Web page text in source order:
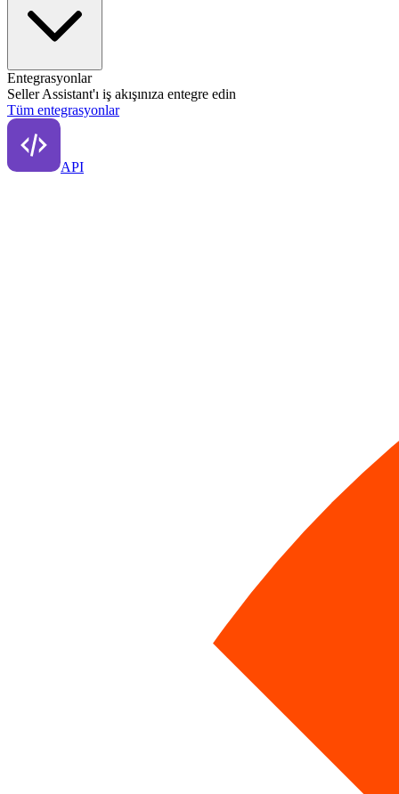
Entegrasyonlar
Seller Assistant'ı iş akışınıza entegre edin
Tüm entegrasyonlar
API